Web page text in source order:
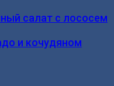
салат с лососем
и кочудяном